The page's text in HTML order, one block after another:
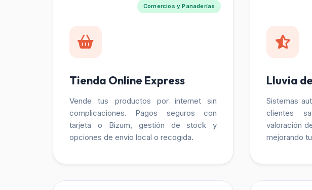
Comercios y Panaderías
Tienda Online Express
Vende tus productos por internet sin
complicaciones. Pagos seguros con
tarjeta o Bizum, gestión de stock y
opciones de envío local o recogida.
Lluvia
Sistemas
clientes
valoración
mejorando